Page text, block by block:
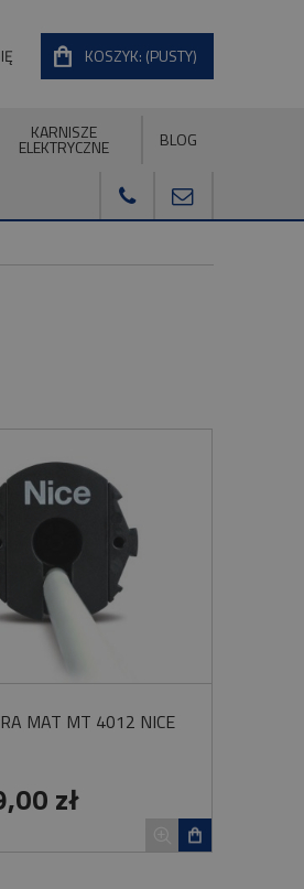
KOSZYK: (PUSTY)
KARNISZE
ELEKTRYCZNE BLOG
MAT MT 4012 NICE
zł